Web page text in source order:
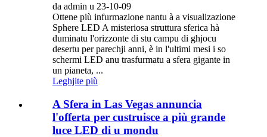
da admin u 23-10-09
Ottene più infurmazione nantu à a visualizazione
Sphere LED A misteriosa struttura sferica hà
duminatu l'orizzonte di stu campu di ghjocu
desertu per parechji anni, è in l'ultimi mesi i so
schermi LED anu trasfurmatu a sfera gigante in
un pianeta, ...
Leghjite più
A Sfera in Las Vegas annuncia
l'offerta per custruisce a più grande
luce LED di u mondu